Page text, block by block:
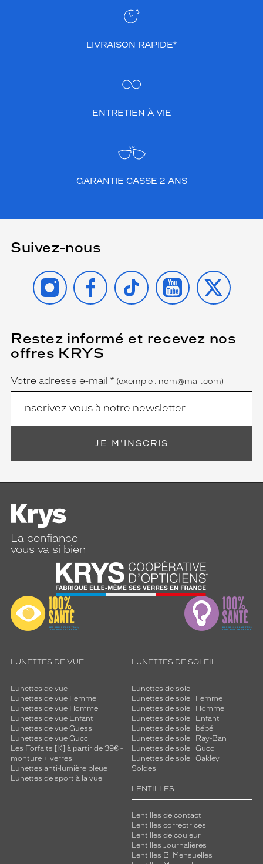
LIVRAISON RAPIDE*
ENTRETIEN À VIE
GARANTIE CASSE 2 ANS
Suivez-nous
INSTAGRAMFACEBOOK
TIKTOK YOUTUBE
X
Restez informé et recevez nos
offres KRYS
Name
Votre adresse e-mail *
(Ce
champ
est
obligatoire)
(exemple : nom@mail.com)
JE M'INSCRIS
La confiance
vous va si bien
LUNETTES DE VUE
Lunettes de vue
Lunettes de vue Femme
Lunettes de vue Homme
Lunettes de vue Enfant
Lunettes de vue Guess
Lunettes de vue Gucci
Les Forfaits [K] à partir de 39€ -
monture + verres
Lunettes anti-lumière bleue
Lunettes de sport à la vue
LUNETTES DE SOLEIL
Lunettes de soleil
Lunettes de soleil Femme
Lunettes de soleil Homme
Lunettes de soleil Enfant
Lunettes de soleil bébé
Lunettes de soleil Ray-Ban
Lunettes de soleil Gucci
Lunettes de soleil Oakley
Soldes
LENTILLES
Lentilles de contact
Lentilles correctrices
Lentilles de couleur
Lentilles Journalières
Lentilles Bi Mensuelles